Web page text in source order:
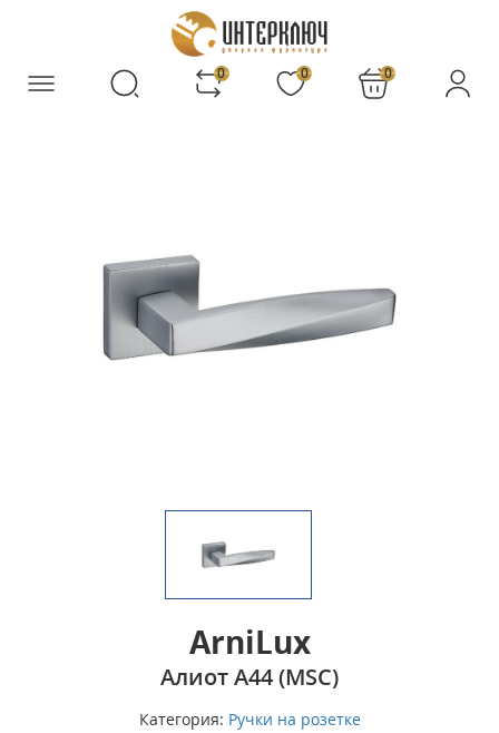
0 0 0
ArniLux
Алиот A44 (MSC)
Категория: Ручки на розетке